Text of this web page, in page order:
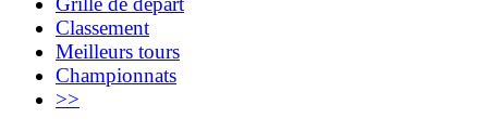
Classement
Meilleurs tours
Championnats
>>